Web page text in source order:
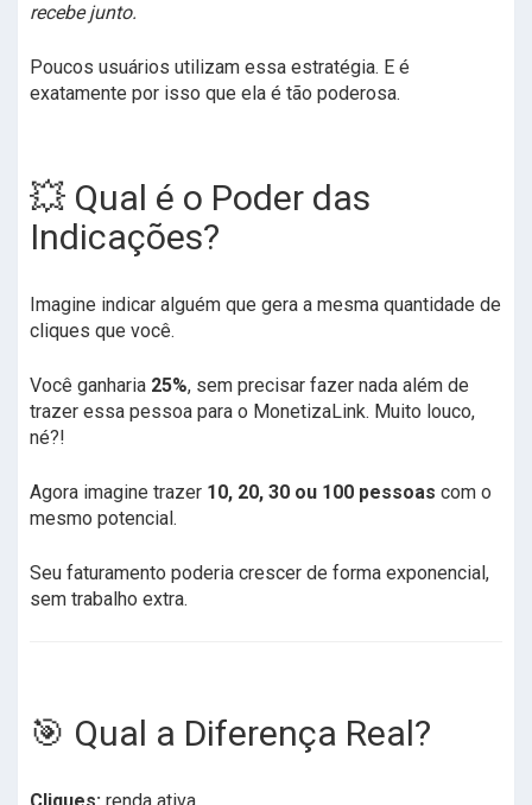
recebe junto.
Poucos usuários utilizam essa estratégia. E é
exatamente por isso que ela é tão poderosa.
💥 Qual é o Poder das
Indicações?
Imagine indicar alguém que gera a mesma quantidade de
cliques que você.
Você ganharia 25%, sem precisar fazer nada além de
trazer essa pessoa para o MonetizaLink. Muito louco,
né?!
Agora imagine trazer 10, 20, 30 ou 100 pessoas com o
mesmo potencial.
Seu faturamento poderia crescer de forma exponencial,
sem trabalho extra.
🎯 Qual a Diferença Real?